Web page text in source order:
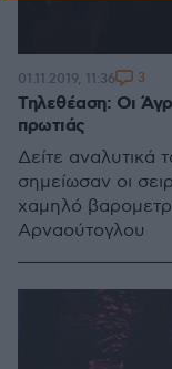
Τηλεθέαση: Οι
πρωτιάς
Δείτε αναλυτικά
σημείωσαν οι
χαμηλό
Αρναούτογλου
01.11.2019, 11:36 3